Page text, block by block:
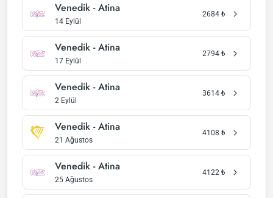
Venedik - Atina
14 Eylül
2684 ₺
Venedik - Atina
17 Eylül
2794 ₺
Venedik - Atina
2 Eylül
3614 ₺
Venedik - Atina
21 Ağustos
4108 ₺
Venedik - Atina
25 Ağustos
4122 ₺